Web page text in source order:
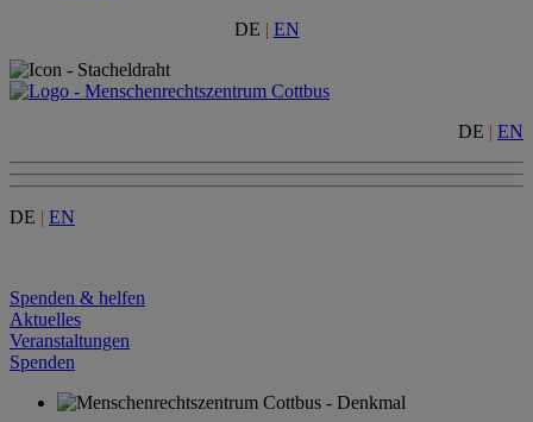
DE | EN
DE | EN
DE | EN
Spenden & helfen
Aktuelles
Veranstaltungen
Spenden